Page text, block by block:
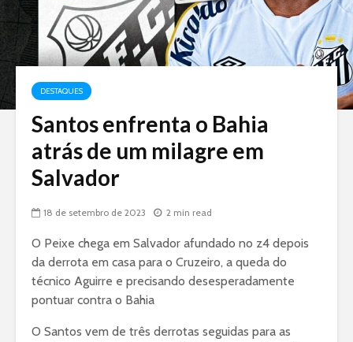
DESTAQUES
Santos enfrenta o Bahia
atrás de um milagre em
Salvador
18 de setembro de 2023 2 min read
O Peixe chega em Salvador afundado no z4 depois
da derrota em casa para o Cruzeiro, a queda do
técnico Aguirre e precisando desesperadamente
pontuar contra o Bahia
O Santos vem de três derrotas seguidas para as